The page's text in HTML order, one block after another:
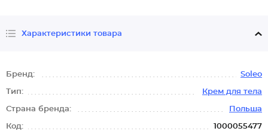
Характеристики товара
Бренд: Soleo
Тип: Крем для тела
Страна бренда: Польша
Код: 1000055477